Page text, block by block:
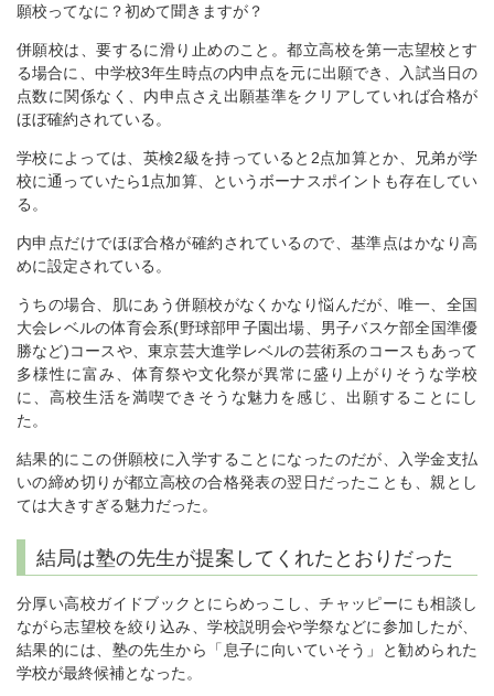
願校ってなに？初めて聞きますが？
併願校は、要するに滑り止めのこと。都立高校を第一志望校とす
る場合に、中学校3年生時点の内申点を元に出願でき、入試当日の
点数に関係なく、内申点さえ出願基準をクリアしていれば合格が
ほぼ確約されている。
学校によっては、英検2級を持っていると2点加算とか、兄弟が学
校に通っていたら1点加算、というボーナスポイントも存在してい
る。
内申点だけでほぼ合格が確約されているので、基準点はかなり高
めに設定されている。
うちの場合、肌にあう併願校がなくかなり悩んだが、唯一、全国
大会レベルの体育会系(野球部甲子園出場、男子バスケ部全国準優
勝など)コースや、東京芸大進学レベルの芸術系のコースもあって
多様性に富み、体育祭や文化祭が異常に盛り上がりそうな学校
に、高校生活を満喫できそうな魅力を感じ、出願することにし
た。
結果的にこの併願校に入学することになったのだが、入学金支払
いの締め切りが都立高校の合格発表の翌日だったことも、親とし
ては大きすぎる魅力だった。
結局は塾の先生が提案してくれたとおりだった
分厚い高校ガイドブックとにらめっこし、チャッピーにも相談し
ながら志望校を絞り込み、学校説明会や学祭などに参加したが、
結果的には、塾の先生から「息子に向いていそう」と勧められた
学校が最終候補となった。